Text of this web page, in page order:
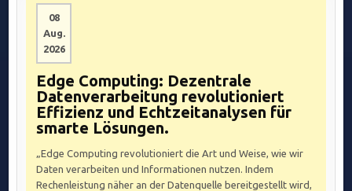
08
Aug.
2026
Edge Computing: Dezentrale
Datenverarbeitung revolutioniert
Effizienz und Echtzeitanalysen für
smarte Lösungen.
„Edge Computing revolutioniert die Art und Weise, wie wir
Daten verarbeiten und Informationen nutzen. Indem
Rechenleistung näher an der Datenquelle bereitgestellt wird,